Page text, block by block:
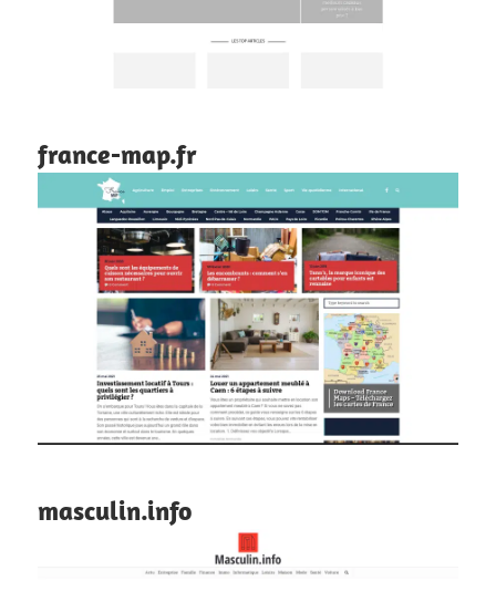
france-map.fr
masculin.info